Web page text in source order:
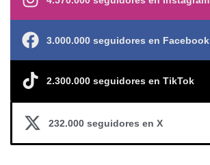
3.000.000 seguidores en Facebook
2.300.000 seguidores en TikTok
232.000 seguidores en X